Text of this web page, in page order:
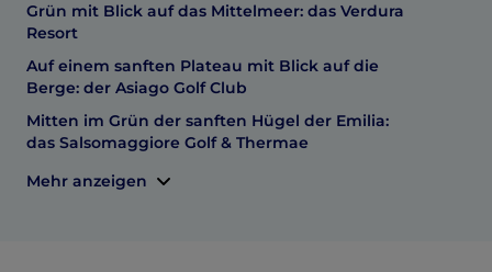
Grün mit Blick auf das Mittelmeer: das Verdura
Resort
Auf einem sanften Plateau mit Blick auf die
Berge: der Asiago Golf Club
Mitten im Grün der sanften Hügel der Emilia:
das Salsomaggiore Golf & Thermae
Mehr anzeigen